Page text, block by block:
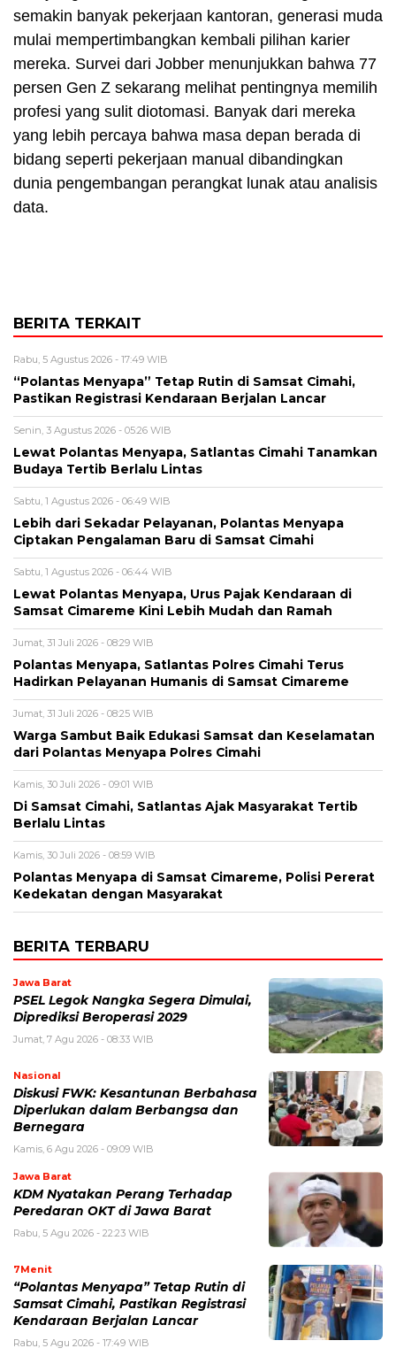
semakin banyak pekerjaan kantoran, generasi muda
mulai mempertimbangkan kembali pilihan karier
mereka. Survei dari Jobber menunjukkan bahwa 77
persen Gen Z sekarang melihat pentingnya memilih
profesi yang sulit diotomasi. Banyak dari mereka
yang lebih percaya bahwa masa depan berada di
bidang seperti pekerjaan manual dibandingkan
dunia pengembangan perangkat lunak atau analisis
data.
BERITA TERKAIT
Rabu, 5 Agustus 2026 - 17:49 WIB
“Polantas Menyapa” Tetap Rutin di Samsat Cimahi,
Pastikan Registrasi Kendaraan Berjalan Lancar
Senin, 3 Agustus 2026 - 05:26 WIB
Lewat Polantas Menyapa, Satlantas Cimahi Tanamkan
Budaya Tertib Berlalu Lintas
Sabtu, 1 Agustus 2026 - 06:49 WIB
Lebih dari Sekadar Pelayanan, Polantas Menyapa
Ciptakan Pengalaman Baru di Samsat Cimahi
Sabtu, 1 Agustus 2026 - 06:44 WIB
Lewat Polantas Menyapa, Urus Pajak Kendaraan di
Samsat Cimareme Kini Lebih Mudah dan Ramah
Jumat, 31 Juli 2026 - 08:29 WIB
Polantas Menyapa, Satlantas Polres Cimahi Terus
Hadirkan Pelayanan Humanis di Samsat Cimareme
Jumat, 31 Juli 2026 - 08:25 WIB
Warga Sambut Baik Edukasi Samsat dan Keselamatan
dari Polantas Menyapa Polres Cimahi
Kamis, 30 Juli 2026 - 09:01 WIB
Di Samsat Cimahi, Satlantas Ajak Masyarakat Tertib
Berlalu Lintas
Kamis, 30 Juli 2026 - 08:59 WIB
Polantas Menyapa di Samsat Cimareme, Polisi Pererat
Kedekatan dengan Masyarakat
BERITA TERBARU
Jawa Barat
PSEL Legok Nangka Segera Dimulai,
Diprediksi Beroperasi 2029
Jumat, 7 Agu 2026 - 08:33 WIB
Nasional
Diskusi FWK: Kesantunan Berbahasa
Diperlukan dalam Berbangsa dan
Bernegara
Kamis, 6 Agu 2026 - 09:09 WIB
Jawa Barat
KDM Nyatakan Perang Terhadap
Peredaran OKT di Jawa Barat
Rabu, 5 Agu 2026 - 22:23 WIB
7Menit
“Polantas Menyapa” Tetap Rutin di
Samsat Cimahi, Pastikan Registrasi
Kendaraan Berjalan Lancar
Rabu, 5 Agu 2026 - 17:49 WIB